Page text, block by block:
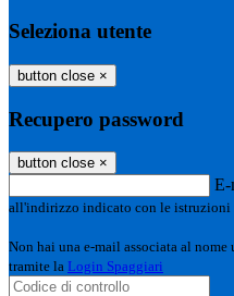
Seleziona utente
button close ×
Recupero password
button close ×
E-
all'indirizzo indicato con le istruzioni
Non hai una e-mail associata al
tramite la Login Spaggiari